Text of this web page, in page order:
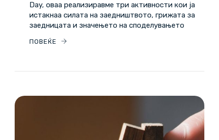
Day, оваа реализиравме три активности кои ја
истакнаа силата на заедништвото, грижата за
заедницата и значењето на споделувањето
ПОВЕЌЕ